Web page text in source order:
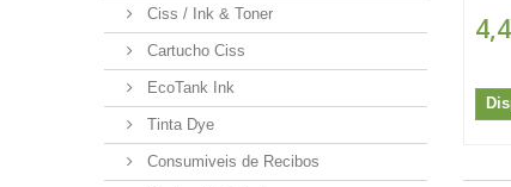
Ciss / Ink & Toner
Cartucho Ciss
EcoTank Ink
Tinta Dye
Consumiveis de Recibos